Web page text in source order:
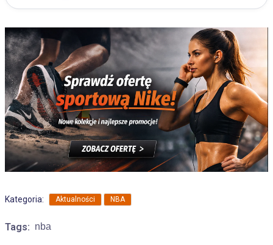
Kategoria: Aktualności NBA
Tags: nba